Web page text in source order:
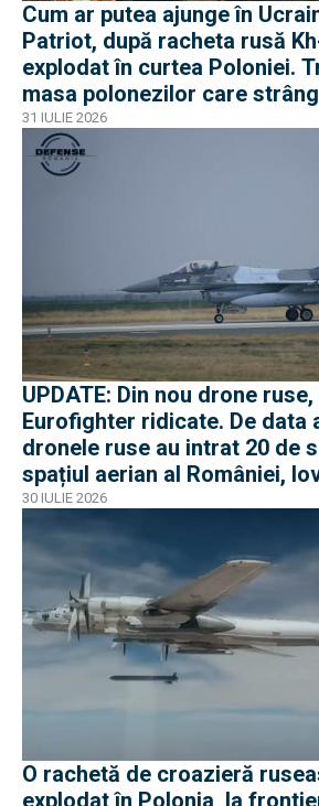
Cum ar putea ajunge în
Patriot, după racheta rusă
explodat în curtea Poloniei.
masa polonezilor care
31 IULIE 2026
UPDATE: Din nou drone
Eurofighter ridicate. De data
dronele ruse au intrat 20 de
spațiul aerian al României,
Ucraina
30 IULIE 2026
O rachetă de croazieră
explodat în Polonia, la